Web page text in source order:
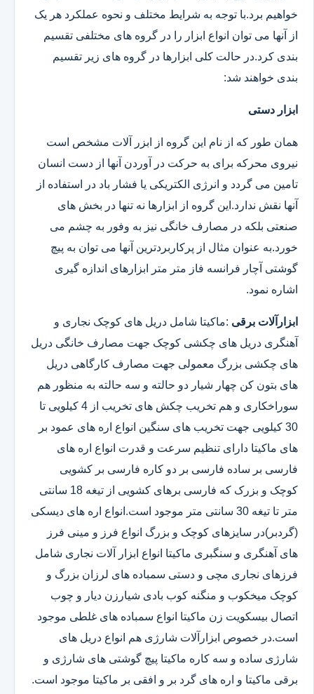
خواهیم برد.با توجه به شرایط مختلف و نحوه عملکرد هر یک
از آنها می توان انواع ابزار را در گروه های مختلفی تقسیم
بندی کرد.در حالت کلی ابزارها در گروه های زیر تقسیم
بندی خواهند شد:
ابزار دستی
همان طور که از نام این گروه از ابزر آلات مشخص است
نیروی محرکه برای به حرکت در آوردن آنها از دست انسان
تامین می گردد و انرژی الکتریکی یا فشار باد در استفاده از
آنها نقش ندارد.این گروه از ابزارها نه تنها در بخش های
صنعتی بلکه در مصارف خانگی نیز به وفور به چشم می
خورد.به عنوان مثال از پرکاربردترین آنها می توان به پیچ
گوشتی آچار فرانسه فاز متر متر ابزارهای اندازه گیری
اشاره نمود.
ابزارآلات برقی :ماکیتا شامل دریل های کوچک نجاری و
آهنگری دریل های چکشی کوچک جهت مصارف خانگی دریل
های چکشی بزرگ معمولی جهت مصارف کارگاهی دریل
های بتون کن چهار شیار دو حالته و سه حالته به منظور هم
سوراخکاری و هم تخریب چکش های تخریب از 4 کیلویی تا
30 کیلویی جهت تخریب های سنگین انواع اره های عمود بر
های ماکیتا دارای تنظیم سرعت و قدرت انواع اره های
فارسی بر ساده فارسی بر دو کاره فارسی بر کشویی
کوچک و بزرک که فارسی برهای کشویی از تیغه 18 سانتی
متر تا تیغه 30 سانتی متر موجود است.انواع اره های دیسکی
(گردبر)در سایزهای کوچک و بزرگ انواع فرز و مینی فرز
های آهنگری و سنگبری ماکیتا انواع ابزار آلات نجاری شامل
فرزهای نجاری مچی و دستی سمباده های لرزان بزرگ و
کوچک میخکوب و منگنه کوب بادی شیارزن دیار و چوب
اتصال بیسکویت زن ماکیتا انواع سمباده های غلطی موجود
است.در خصوص ابزارآلات شارژی هم انواع دریل های
شارژی ساده و سه کاره ماکیتا پیچ گوشتی های شارژی و
برقی ماکیتا و اره های گرد بر و افقی بر ماکیتا موجود است.